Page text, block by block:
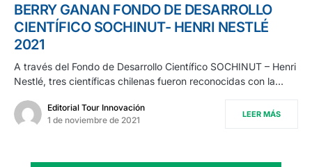
BERRY GANAN FONDO DE DESARROLLO
CIENTÍFICO SOCHINUT- HENRI NESTLÉ
2021
A través del Fondo de Desarrollo Científico SOCHINUT – Henri
Nestlé, tres científicas chilenas fueron reconocidas con la…
Editorial Tour Innovación
1 de noviembre de 2021
LEER MÁS